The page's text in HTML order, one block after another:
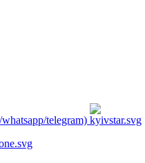
telegram)